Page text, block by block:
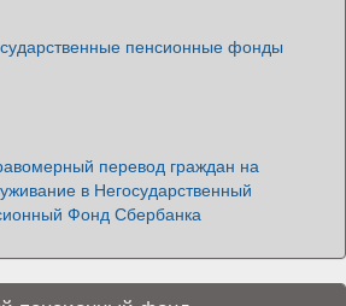
пенсионные фонды
перевод граждан на
в Негосударственный
Фонд Сбербанка